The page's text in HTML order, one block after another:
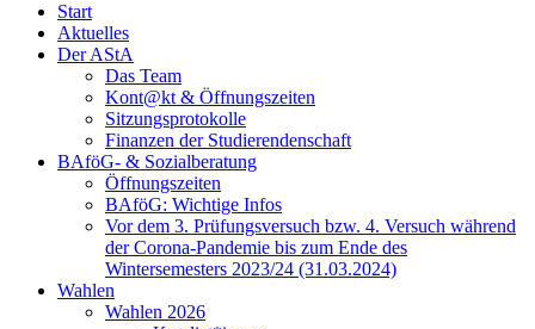
Start
Aktuelles
Der AStA
Das Team
Kont@kt & Öffnungszeiten
Sitzungsprotokolle
Finanzen der Studierendenschaft
BAföG- & Sozialberatung
Öffnungszeiten
BAföG: Wichtige Infos
Vor dem 3. Prüfungsversuch bzw. 4. Versuch während
der Corona-Pandemie bis zum Ende des
Wintersemesters 2023/24 (31.03.2024)
Wahlen
Wahlen 2026